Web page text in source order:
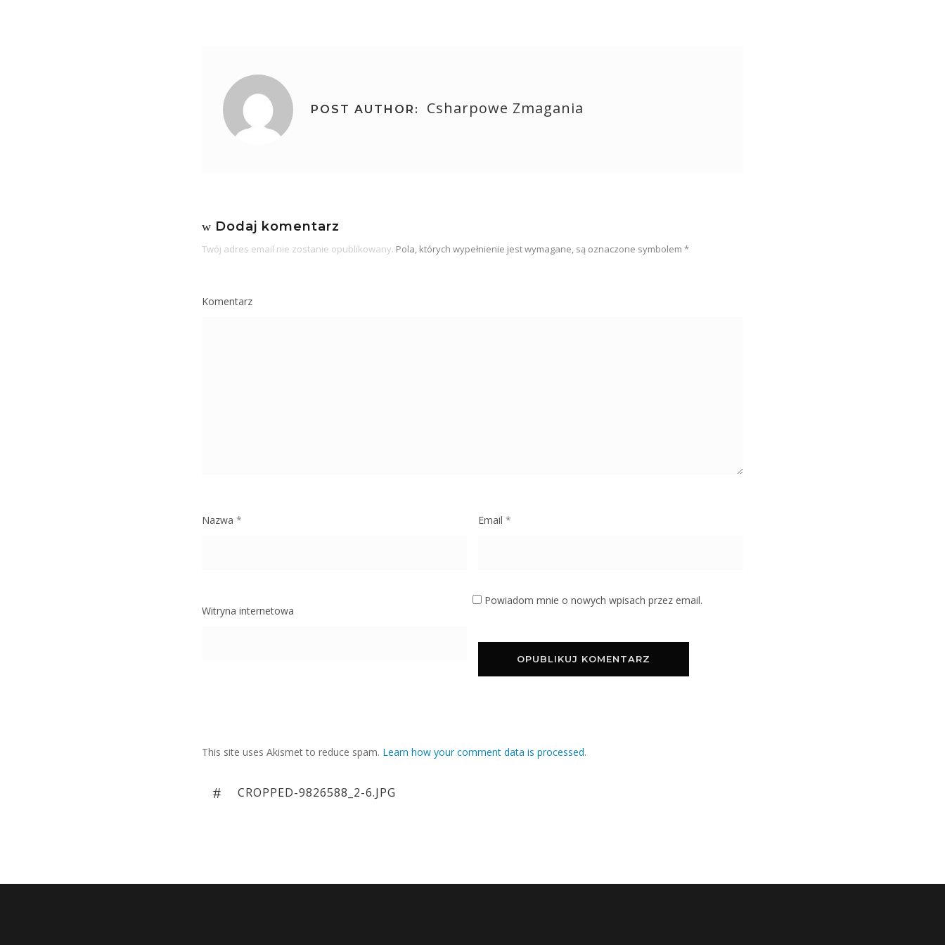
POST AUTHOR: Csharpowe Zmagania
Dodaj komentarz
Twój adres email nie zostanie opublikowany. Pola, których wypełnienie jest wymagane, są oznaczone symbolem *
Komentarz
Nazwa * Email *
Witryna internetowa
Powiadom mnie o nowych wpisach przez email.
This site uses Akismet to reduce spam. Learn how your comment data is processed.
Zobacz
PREVIOUS
CROPPED-9826588_2-6.JPG